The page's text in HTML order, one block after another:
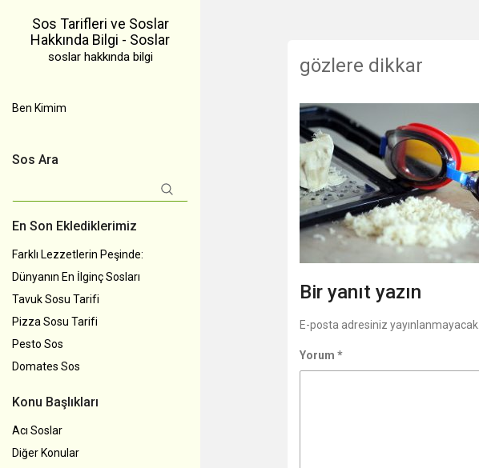
Sos Tarifleri ve Soslar
Hakkında Bilgi - Soslar
soslar hakkında bilgi
Ben Kimim
Sos Ara
En Son Eklediklerimiz
Farklı Lezzetlerin Peşinde:
Dünyanın En İlginç Sosları
Tavuk Sosu Tarifi
Pizza Sosu Tarifi
Pesto Sos
Domates Sos
Konu Başlıkları
Acı Soslar
Diğer Konular
gözlere dikkar
Bir yanıt yazın
E-posta adresiniz yayınlanmayacak.
Yorum*